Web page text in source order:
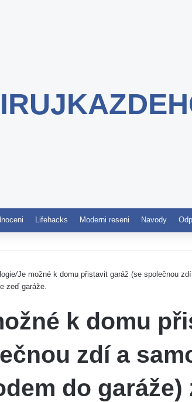
Lifehacks Moderni reseni Navody
/Je možné k domu přistavit garáž (se společnou
zeď garáže.
k domu
zdí a
do garáže)